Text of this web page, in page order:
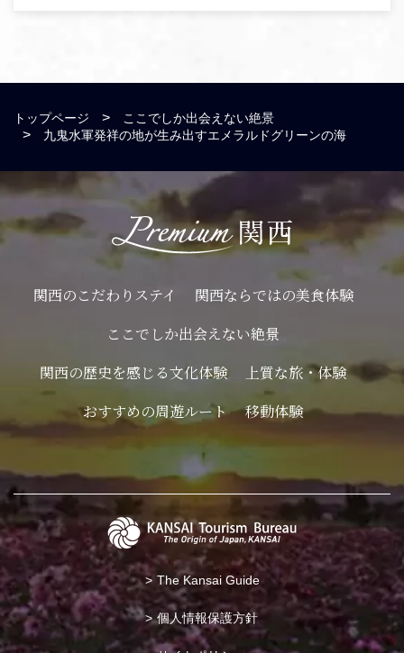
トップページ
ここでしか出会えない絶景
九鬼水軍発祥の地が生み出すエメラルドグリーンの海
関西のこだわりステイ
関西ならではの美食体験
ここでしか出会えない絶景
関西の歴史を感じる文化体験
上質な旅・体験
おすすめの周遊ルート
移動体験
The Kansai Guide
個人情報保護方針